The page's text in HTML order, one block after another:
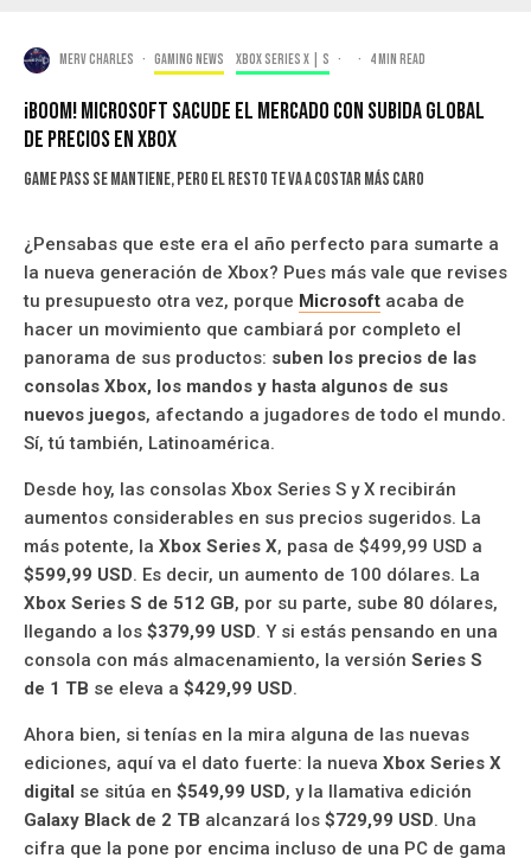
Merv Charles · Gaming news Xbox Series X | S · · 4 min read
¡Boom! Microsoft Sacude El Mercado Con Subida Global
de Precios en Xbox
Game Pass se mantiene, pero el resto te va a costar más caro
¿Pensabas que este era el año perfecto para sumarte a
la nueva generación de Xbox? Pues más vale que revises
tu presupuesto otra vez, porque Microsoft acaba de
hacer un movimiento que cambiará por completo el
panorama de sus productos: suben los precios de las
consolas Xbox, los mandos y hasta algunos de sus
nuevos juegos, afectando a jugadores de todo el mundo.
Sí, tú también, Latinoamérica.
Desde hoy, las consolas Xbox Series S y X recibirán
aumentos considerables en sus precios sugeridos. La
más potente, la Xbox Series X, pasa de $499,99 USD a
$599,99 USD. Es decir, un aumento de 100 dólares. La
Xbox Series S de 512 GB, por su parte, sube 80 dólares,
llegando a los $379,99 USD. Y si estás pensando en una
consola con más almacenamiento, la versión Series S
de 1 TB se eleva a $429,99 USD.
Ahora bien, si tenías en la mira alguna de las nuevas
ediciones, aquí va el dato fuerte: la nueva Xbox Series X
digital se sitúa en $549,99 USD, y la llamativa edición
Galaxy Black de 2 TB alcanzará los $729,99 USD. Una
cifra que la pone por encima incluso de una PC de gama